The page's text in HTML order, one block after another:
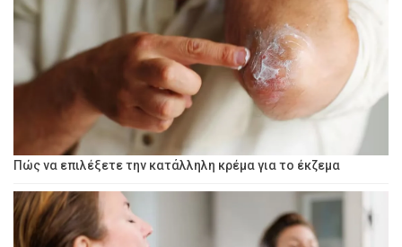
Πώς να επιλέξετε την κατάλληλη κρέμα για το έκζεμα